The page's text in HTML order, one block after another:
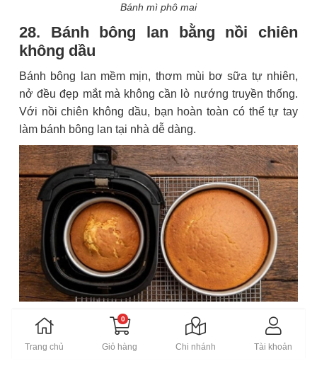
Bánh mì phô mai
28. Bánh bông lan bằng nồi chiên
không dầu
Bánh bông lan mềm mịn, thơm mùi bơ sữa tự nhiên,
nở đều đẹp mắt mà không cần lò nướng truyền thống.
Với nồi chiên không dầu, bạn hoàn toàn có thể tự tay
làm bánh bông lan tại nhà dễ dàng.
Bánh bông lan mềm mịn
29. Bánh su kem
Trang chủ
0
Giỏ hàng Chi nhánh Tài khoản